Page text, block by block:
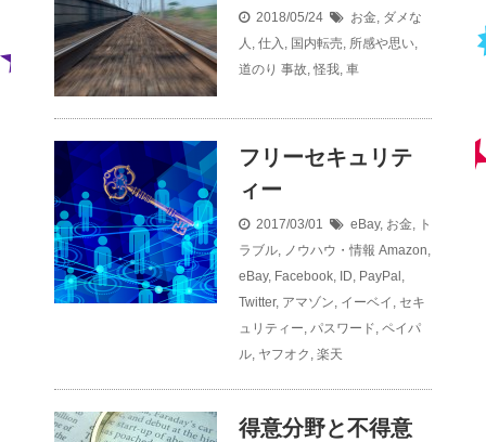
2018/05/24 お金, ダメな
人 , 仕入 , 国内転売, 所感や思い,
道のり 事故,怪我, 車
フリーセキュリテ
ィー
2017/03/01 eBay, お金, ト
ラブル, ノウハウ・情報 Amazon,
eBay, Facebook, ID, PayPal ,
Twitter, アマゾン, イーベイ , セキ
ュリティー, パスワード, ペイパ
ル, ヤフオク , 楽天
得意分野と不得意